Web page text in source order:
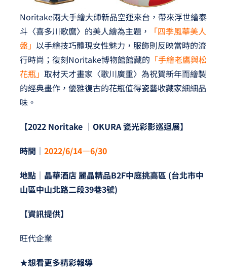
Noritake兩大手繪大師新品空運來台，帶來浮世繪泰
斗〈喜多川歌麿〉的美人繪為主題，
「四季風華美人
盤」 以手繪技巧體現女性魅力，服飾則反映當時的流
行時尚；復刻Noritake博物館館藏的 「手繪老鷹與松
花瓶」 取材天才畫家〈歌川廣重〉為祝賀新年而繪製
的經典畫作，優雅復古的花瓶值得瓷藝收藏家細細品
味。
【2022 Noritake │OKURA 瓷光彩影巡迴展】
時間│ 2022/6/14—6/30
地點│晶華酒店 麗晶精品B2F中庭挑高區 (台北市中
山區中山北路二段39巷3號)
【資訊提供】
旺代企業
★想看更多精彩報導